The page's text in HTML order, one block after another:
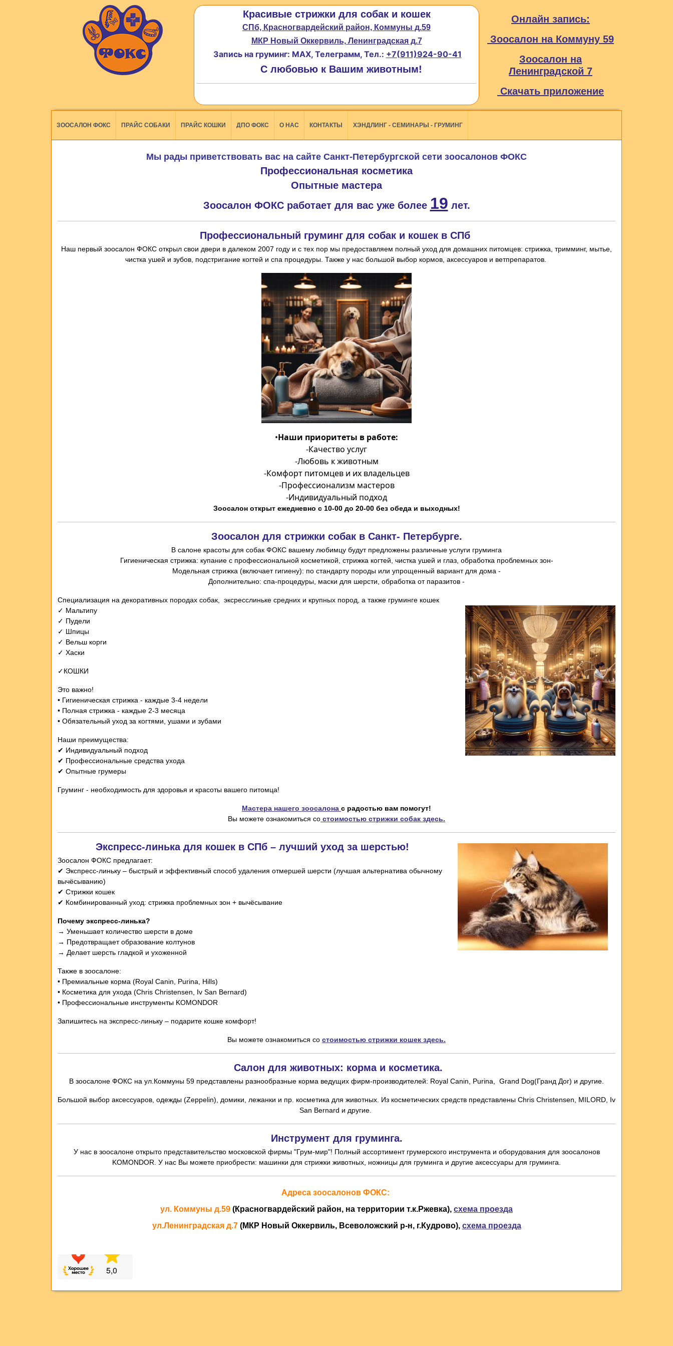
Красивые стрижки для собак и кошек
СПб, Красногвардейский район, Коммуны д.59
МКР Новый Оккервиль, Ленинградская д.7
Запись на груминг: MAX, Телеграмм, Тел.: +7(911)924-90-41
С любовью к Вашим животным!
Онлайн запись:
Зоосалон на Коммуну 59
Зоосалон на
Ленинградской 7
Скачать приложение
ЗООСАЛОН ФОКС ПРАЙС СОБАКИ ПРАЙС КОШКИ ДПО ФОКС О НАС КОНТАКТЫ ХЭНДЛИНГ - СЕМИНАРЫ - ГРУМИНГ
Мы рады приветствовать вас на сайте Санкт-Петербургской сети зоосалонов ФОКС
Профессиональная косметика
Опытные мастера
Зоосалон ФОКС работает для вас уже более 19 лет.
Профессиональный груминг для собак и кошек в СПб
Наш первый зоосалон ФОКС открыл свои двери в далеком 2007 году и с тех пор мы предоставляем полный уход для домашних питомцев: стрижка, тримминг, мытье,
чистка ушей и зубов, подстригание когтей и спа процедуры. Также у нас большой выбор кормов, аксессуаров и ветпрепаратов.
•Наши приоритеты в работе:
-Качество услуг
-Любовь к животным
-Комфорт питомцев и их владельцев
-Профессионализм мастеров
-Индивидуальный подход
Зоосалон открыт ежедневно с 10-00 до 20-00 без обеда и выходных!
Зоосалон для стрижки собак в Санкт- Петербурге.
В салоне красоты для собак ФОКС вашему любимцу будут предложены различные услуги груминга
-Гигиеническая стрижка: купание с профессиональной косметикой, стрижка когтей, чистка ушей и глаз, обработка проблемных зон
- Модельная стрижка (включает гигиену): по стандарту породы или упрощенный вариант для дома
- Дополнительно: спа-процедуры, маски для шерсти, обработка от паразитов
Специализация на декоративных породах собак, эксресслиньке средних и крупных пород, а также груминге кошек
✓ Мальтипу
✓ Пудели
✓ Шпицы
✓ Вельш корги
✓ Хаски
✓КОШКИ
Это важно!
• Гигиеническая стрижка - каждые 3-4 недели
• Полная стрижка - каждые 2-3 месяца
• Обязательный уход за когтями, ушами и зубами
Наши преимущества:
✔ Индивидуальный подход
✔ Профессиональные средства ухода
✔ Опытные грумеры
Груминг - необходимость для здоровья и красоты вашего питомца!
Мастера нашего зоосалона с радостью вам помогут!
Вы можете ознакомиться со стоимостью стрижки собак здесь.
Экспресс-линька для кошек в СПб – лучший уход за шерстью!
Зоосалон ФОКС предлагает:
✔ Экспресс-линьку – быстрый и эффективный способ удаления отмершей шерсти (лучшая альтернатива обычному
вычёсыванию)
✔ Стрижки кошек
✔ Комбинированный уход: стрижка проблемных зон + вычёсывание
Почему экспресс-линька?
→ Уменьшает количество шерсти в доме
→ Предотвращает образование колтунов
→ Делает шерсть гладкой и ухоженной
Также в зоосалоне:
• Премиальные корма (Royal Canin, Purina, Hills)
• Косметика для ухода (Chris Christensen, Iv San Bernard)
• Профессиональные инструменты KOMONDOR
Запишитесь на экспресс-линьку – подарите кошке комфорт!
Вы можете ознакомиться со стоимостью стрижки кошек здесь.
Салон для животных: корма и косметика.
В зоосалоне ФОКС на ул.Коммуны 59 представлены разнообразные корма ведущих фирм-производителей: Royal Canin, Purina, Grand Dog(Гранд Дог) и другие.
Большой выбор аксессуаров, одежды (Zeppelin), домики, лежанки и пр. косметика для животных. Из косметических средств представлены Chris Christensen, MILORD, Iv
San Bernard и другие.
Инструмент для груминга.
У нас в зоосалоне открыто представительство московской фирмы "Грум-мир"! Полный ассортимент грумерского инструмента и оборудования для зоосалонов
KOMONDOR. У нас Вы можете приобрести: машинки для стрижки животных, ножницы для груминга и другие аксессуары для груминга.
Адреса зоосалонов ФОКС:
ул. Коммуны д.59 (Красногвардейский район, на территории т.к.Ржевка), схема проезда
ул.Ленинградская д.7 (МКР Новый Оккервиль, Всеволожский р-н, г.Кудрово), схема проезда